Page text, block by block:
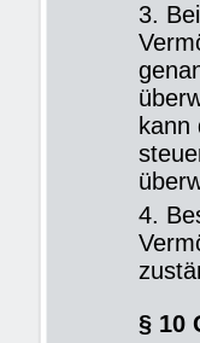
3.
kann
4.
§ 10